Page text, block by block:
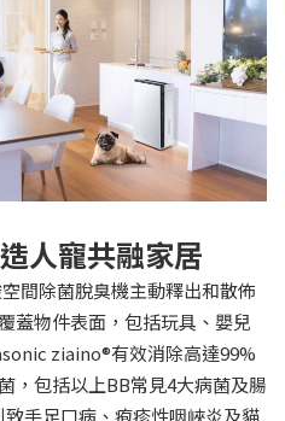
人寵共融家居
間除菌脫臭機主動釋出和散佈
蓋物件表面，包括玩具、嬰兒
ziaino®有效消除高達99%
，包括以上BB常見4大病菌及腸
手足口病、疱疹性咽峽炎及貓